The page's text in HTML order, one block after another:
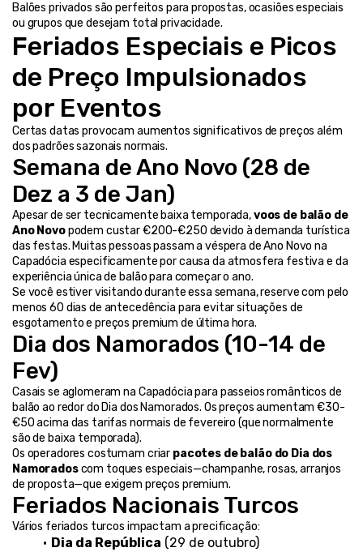
Balões privados são perfeitos para propostas, ocasiões especiais
ou grupos que desejam total privacidade.
Feriados Especiais e Picos
de Preço Impulsionados
por Eventos
Certas datas provocam aumentos significativos de preços além
dos padrões sazonais normais.
Semana de Ano Novo (28 de
Dez a 3 de Jan)
Apesar de ser tecnicamente baixa temporada, voos de balão de
Ano Novo podem custar €200-€250 devido à demanda turística
das festas. Muitas pessoas passam a véspera de Ano Novo na
Capadócia especificamente por causa da atmosfera festiva e da
experiência única de balão para começar o ano.
Se você estiver visitando durante essa semana, reserve com pelo
menos 60 dias de antecedência para evitar situações de
esgotamento e preços premium de última hora.
Dia dos Namorados (10-14 de
Fev)
Casais se aglomeram na Capadócia para passeios românticos de
balão ao redor do Dia dos Namorados. Os preços aumentam €30-
€50 acima das tarifas normais de fevereiro (que normalmente
são de baixa temporada).
Os operadores costumam criar pacotes de balão do Dia dos
Namorados com toques especiais—champanhe, rosas, arranjos
de proposta—que exigem preços premium.
Feriados Nacionais Turcos
Vários feriados turcos impactam a precificação:
Dia da República (29 de outubro)